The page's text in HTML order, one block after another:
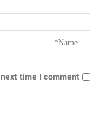
time I comment.